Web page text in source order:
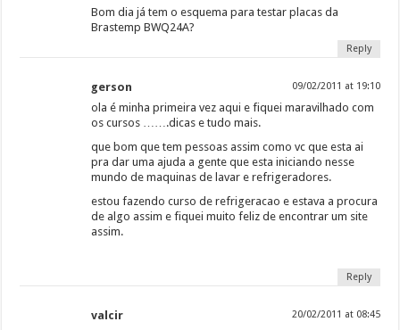
Bom dia já tem o esquema para testar placas da
Brastemp BWQ24A?
Reply
gerson 09/02/2011 at 19:10
ola é minha primeira vez aqui e fiquei maravilhado com
os cursos …….dicas e tudo mais.
que bom que tem pessoas assim como vc que esta ai
pra dar uma ajuda a gente que esta iniciando nesse
mundo de maquinas de lavar e refrigeradores.
estou fazendo curso de refrigeracao e estava a procura
de algo assim e fiquei muito feliz de encontrar um site
assim.
Reply
valcir 20/02/2011 at 08:45